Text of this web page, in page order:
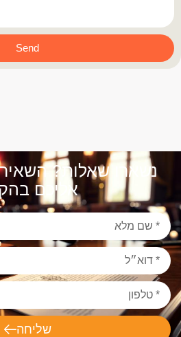
Send
נשארו שאלות?
אליכם
שליחה